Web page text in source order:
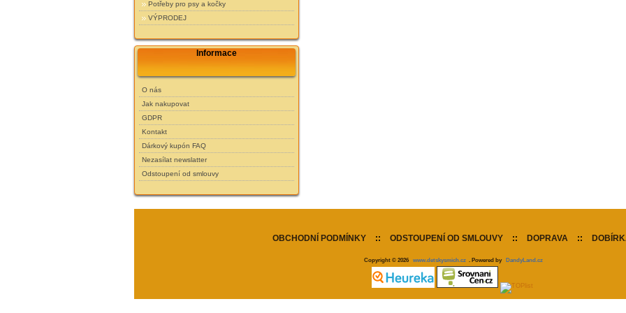
Potřeby pro psy a kočky
VÝPRODEJ
Informace
O nás
Jak nakupovat
GDPR
Kontakt
Dárkový kupón FAQ
Nezasílat newslatter
Odstoupení od smlouvy
OBCHODNÍ PODMÍNKY :: ODSTOUPENÍ OD SMLOUVY :: DOPRAVA ::
Copyright © 2026 www.detskysmich.cz . Powered by DandyLand.cz